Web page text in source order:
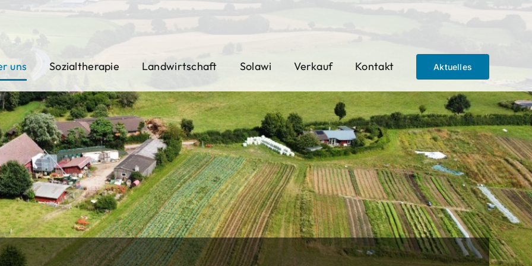
uns Sozialtherapie Landwirtschaft Solawi Verkauf Kontakt Aktuelles